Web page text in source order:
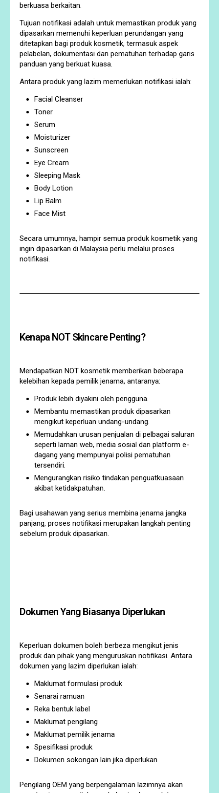
berkuasa berkaitan.
Tujuan notifikasi adalah untuk memastikan produk yang
dipasarkan memenuhi keperluan perundangan yang
ditetapkan bagi produk kosmetik, termasuk aspek
pelabelan, dokumentasi dan pematuhan terhadap garis
panduan yang berkuat kuasa.
Antara produk yang lazim memerlukan notifikasi ialah:
Facial Cleanser
Toner
Serum
Moisturizer
Sunscreen
Eye Cream
Sleeping Mask
Body Lotion
Lip Balm
Face Mist
Secara umumnya, hampir semua produk kosmetik yang
ingin dipasarkan di Malaysia perlu melalui proses
notifikasi.
Kenapa NOT Skincare Penting?
Mendapatkan NOT kosmetik memberikan beberapa
kelebihan kepada pemilik jenama, antaranya:
Produk lebih diyakini oleh pengguna.
Membantu memastikan produk dipasarkan
mengikut keperluan undang-undang.
Memudahkan urusan penjualan di pelbagai saluran
seperti laman web, media sosial dan platform e-
dagang yang mempunyai polisi pematuhan
tersendiri.
Mengurangkan risiko tindakan penguatkuasaan
akibat ketidakpatuhan.
Bagi usahawan yang serius membina jenama jangka
panjang, proses notifikasi merupakan langkah penting
sebelum produk dipasarkan.
Dokumen Yang Biasanya Diperlukan
Keperluan dokumen boleh berbeza mengikut jenis
produk dan pihak yang menguruskan notifikasi. Antara
dokumen yang lazim diperlukan ialah:
Maklumat formulasi produk
Senarai ramuan
Reka bentuk label
Maklumat pengilang
Maklumat pemilik jenama
Spesifikasi produk
Dokumen sokongan lain jika diperlukan
Pengilang OEM yang berpengalaman lazimnya akan